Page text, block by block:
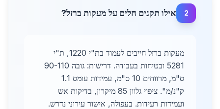
2 אילו תקנים חלים על מעקות ברזל?
מעקות ברזל חייבים לעמוד בת"י 1220, ת"י
5281 ובטיחות בעבודה. דרישות: גובה 90-110
ס"מ, מרווחים 10 ס"מ, עמידות עומס 1.1
ק"נ/מ". ציפוי גלוון 85 מיקרון, בדיקות אש
ועמידות רעידות. בעפולה, אישור עירוני נדרש.